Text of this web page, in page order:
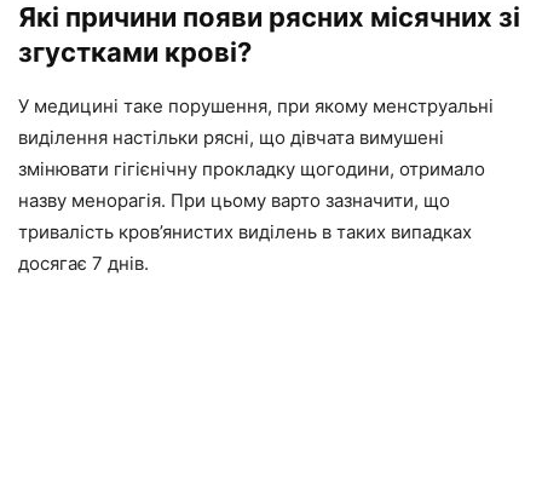
Які причини появи рясних місячних зі
згустками крові?
У медицині таке порушення, при якому менструальні
виділення настільки рясні, що дівчата вимушені
змінювати гігієнічну прокладку щогодини, отримало
назву менорагія. При цьому варто зазначити, що
тривалість кров’янистих виділень в таких випадках
досягає 7 днів.